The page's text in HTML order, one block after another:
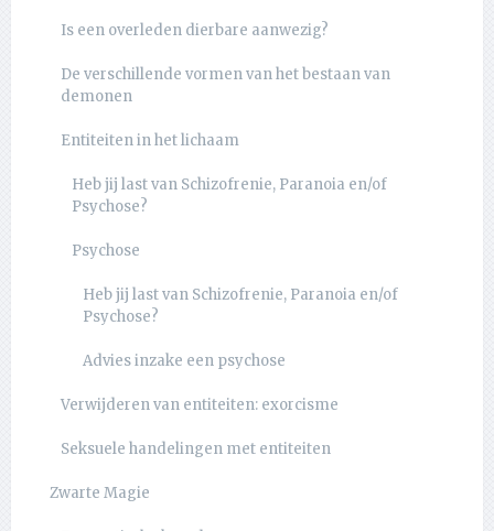
Is een overleden dierbare aanwezig?
De verschillende vormen van het bestaan van
demonen
Entiteiten in het lichaam
Heb jij last van Schizofrenie, Paranoia en/of
Psychose?
Psychose
Heb jij last van Schizofrenie, Paranoia en/of
Psychose?
Advies inzake een psychose
Verwijderen van entiteiten: exorcisme
Seksuele handelingen met entiteiten
Zwarte Magie